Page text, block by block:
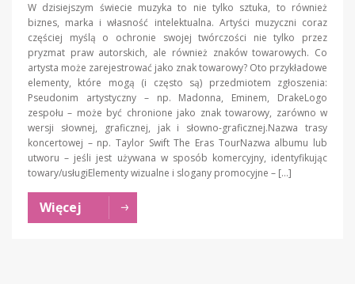
W dzisiejszym świecie muzyka to nie tylko sztuka, to również
biznes, marka i własność intelektualna. Artyści muzyczni coraz
częściej myślą o ochronie swojej twórczości nie tylko przez
pryzmat praw autorskich, ale również znaków towarowych. Co
artysta może zarejestrować jako znak towarowy? Oto przykładowe
elementy, które mogą (i często są) przedmiotem zgłoszenia:
Pseudonim artystyczny – np. Madonna, Eminem, DrakeLogo
zespołu – może być chronione jako znak towarowy, zarówno w
wersji słownej, graficznej, jak i słowno-graficznej.Nazwa trasy
koncertowej – np. Taylor Swift The Eras TourNazwa albumu lub
utworu – jeśli jest używana w sposób komercyjny, identyfikując
towary/usługiElementy wizualne i slogany promocyjne – […]
Więcej